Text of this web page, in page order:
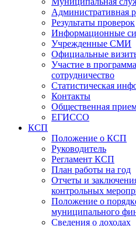
Административная
Результаты проверок
Информационные
Учрежденные СМИ
Официальные
Участие в
сотрудничество
Статистическая
Контакты
Общественная
ЕГИССО
КСП
Положение о КСП
Руководитель
Регламент КСП
План работы на год
Отчеты и
контрольных
Положение о
муниципального
Сведения о доходах